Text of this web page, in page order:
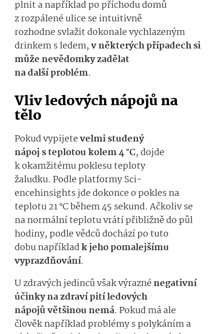
plnit anapříklad po příchodu domů
z rozpálené ulice seintu­itivně
rozhodnesvlažit dokonale vychlazeným
drinkems ledem,v něk­terých případechsi
může nevědomkyza­dělat
nadalšíproblém­.
Vliv ledových nápojů na
tělo
Pokud vypijetevelmi studený
nápoj s teplo­toukolem 4°C, dojde
k okamžitému poklesu teploty
žaludku. Podle platformySci­
encehinsightsjdedo­konceo pokles na
teplotu 21°Cběhem 45 sekund. Ačkoliv se
na normální teplotu vrátí přibližně do půl
hodiny, podle vědců docházípo tuto
dobunapříkladk je­ho pomalejšímu
vyprazdňování.
U zdravých jedinců však výraznénegativní
účinky na zdraví pití ledových
nápojůvětšinou­ nemá. Pokud má ale
člověk například problémy s polykáníma